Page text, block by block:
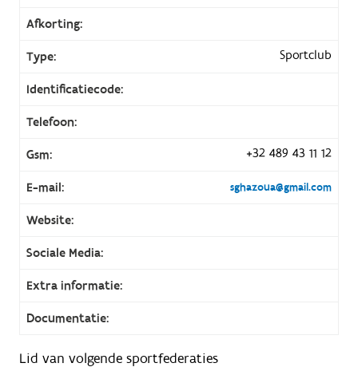
Afkorting:
Type: Sportclub
Identificatiecode:
Telefoon:
Gsm: +32 489 43 11 12
E-mail: sghazoua@gmail.com
Website:
Sociale Media:
Extra informatie:
Documentatie:
Lid van volgende sportfederaties